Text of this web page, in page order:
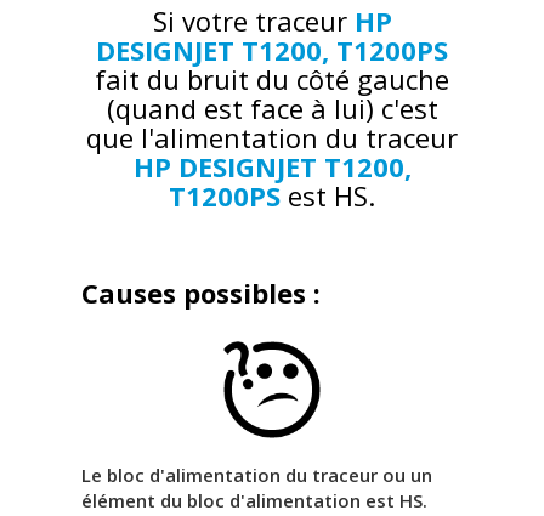
Si votre traceur HP
DESIGNJET T1200, T1200PS
fait du bruit du côté gauche
(quand est face à lui) c'est
que l'alimentation du traceur
HP DESIGNJET T1200,
T1200PSest HS.
Causes possibles :
Le bloc d'alimentation du traceur ou un
élément du bloc d'alimentation est HS.